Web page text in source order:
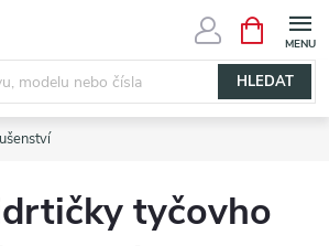
HLEDAT
NÁKUPNÍ
KOŠÍK
tyčovho